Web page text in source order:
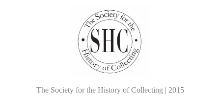
The Society for the History of Collecting | 2015